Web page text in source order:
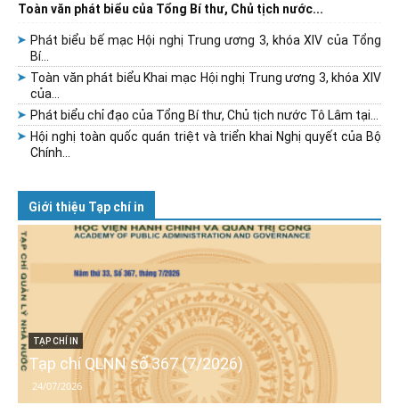
Toàn văn phát biểu của Tổng Bí thư, Chủ tịch nước...
Phát biểu bế mạc Hội nghị Trung ương 3, khóa XIV của Tổng
Bí...
Toàn văn phát biểu Khai mạc Hội nghị Trung ương 3, khóa XIV
của...
Phát biểu chỉ đạo của Tổng Bí thư, Chủ tịch nước Tô Lâm tại...
Hội nghị toàn quốc quán triệt và triển khai Nghị quyết của Bộ
Chính...
Giới thiệu Tạp chí in
TẠP CHÍ IN
Tạp chí QLNN số 367 (7/2026)
24/07/2026